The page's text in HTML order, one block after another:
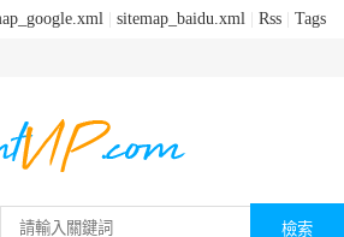
sitemap_baidu.xml Rss Tags